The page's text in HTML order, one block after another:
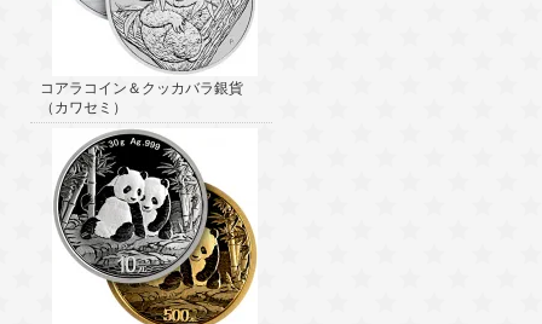
コアラコイン＆クッカバラ銀貨
（カワセミ）